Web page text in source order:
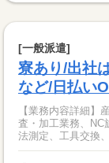
[一般派遣]
寮あり/出社
など/日払い
【業務内容詳細】
査・加工業務、NC
法測定、工具交換